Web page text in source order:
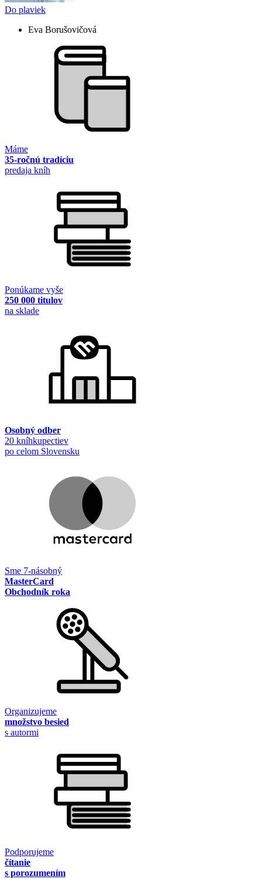
Do plaviek
Eva Borušovičová
Máme
35-ročnú tradíciu
predaja kníh
Ponúkame vyše
250 000 titulov
na sklade
Osobný odber
20 kníhkupectiev
po celom Slovensku
Sme 7-násobný
MasterCard
Obchodník roka
Organizujeme
množstvo besied
s autormi
Podporujeme
čítanie
s porozumením